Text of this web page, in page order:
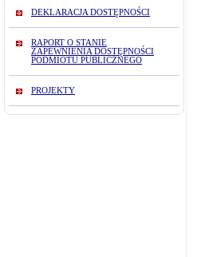
DEKLARACJA DOSTĘPNOŚCI
RAPORT O STANIE
ZAPEWNIENIA DOSTĘPNOŚCI
PODMIOTU PUBLICZNEGO
PROJEKTY